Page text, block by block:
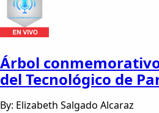
Árbol
del Tecnológico de
By: Elizabeth Salgado Alcaraz